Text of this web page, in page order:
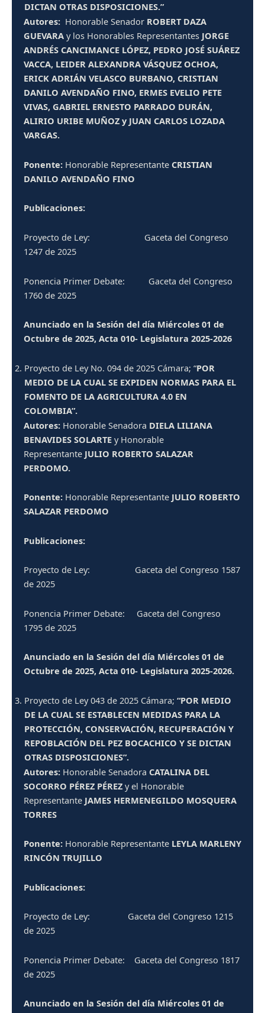
DICTAN OTRAS DISPOSICIONES.”
Autores: Honorable Senador ROBERT DAZA
GUEVARA y los Honorables Representantes JORGE
ANDRÉS CANCIMANCE LÓPEZ, PEDRO JOSÉ SUÁREZ
VACCA, LEIDER ALEXANDRA VÁSQUEZ OCHOA,
ERICK ADRIÁN VELASCO BURBANO, CRISTIAN
DANILO AVENDAÑO FINO, ERMES EVELIO PETE
VIVAS, GABRIEL ERNESTO PARRADO DURÁN,
ALIRIO URIBE MUÑOZ y JUAN CARLOS LOZADA
VARGAS.
Ponente: Honorable Representante CRISTIAN
DANILO AVENDAÑO FINO
Publicaciones:
Proyecto de Ley: Gaceta del Congreso
1247 de 2025
Ponencia Primer Debate: Gaceta del Congreso
1760 de 2025
Anunciado en la Sesión del día Miércoles 01 de
Octubre de 2025, Acta 010- Legislatura 2025-2026
Proyecto de Ley No. 094 de 2025 Cámara; “POR
MEDIO DE LA CUAL SE EXPIDEN NORMAS PARA EL
FOMENTO DE LA AGRICULTURA 4.0 EN
COLOMBIA”.
Autores: Honorable Senadora DIELA LILIANA
BENAVIDES SOLARTE y Honorable
Representante JULIO ROBERTO SALAZAR
PERDOMO.
Ponente: Honorable Representante JULIO ROBERTO
SALAZAR PERDOMO
Publicaciones:
Proyecto de Ley: Gaceta del Congreso 1587
de 2025
Ponencia Primer Debate: Gaceta del Congreso
1795 de 2025
Anunciado en la Sesión del día Miércoles 01 de
Octubre de 2025, Acta 010- Legislatura 2025-2026.
Proyecto de Ley 043 de 2025 Cámara; “POR MEDIO
DE LA CUAL SE ESTABLECEN MEDIDAS PARA LA
PROTECCIÓN, CONSERVACIÓN, RECUPERACIÓN Y
REPOBLACIÓN DEL PEZ BOCACHICO Y SE DICTAN
OTRAS DISPOSICIONES”.
Autores: Honorable Senadora CATALINA DEL
SOCORRO PÉREZ PÉREZ y el Honorable
Representante JAMES HERMENEGILDO MOSQUERA
TORRES
Ponente: Honorable Representante LEYLA MARLENY
RINCÓN TRUJILLO
Publicaciones:
Proyecto de Ley: Gaceta del Congreso 1215
de 2025
Ponencia Primer Debate: Gaceta del Congreso 1817
de 2025
Anunciado en la Sesión del día Miércoles 01 de